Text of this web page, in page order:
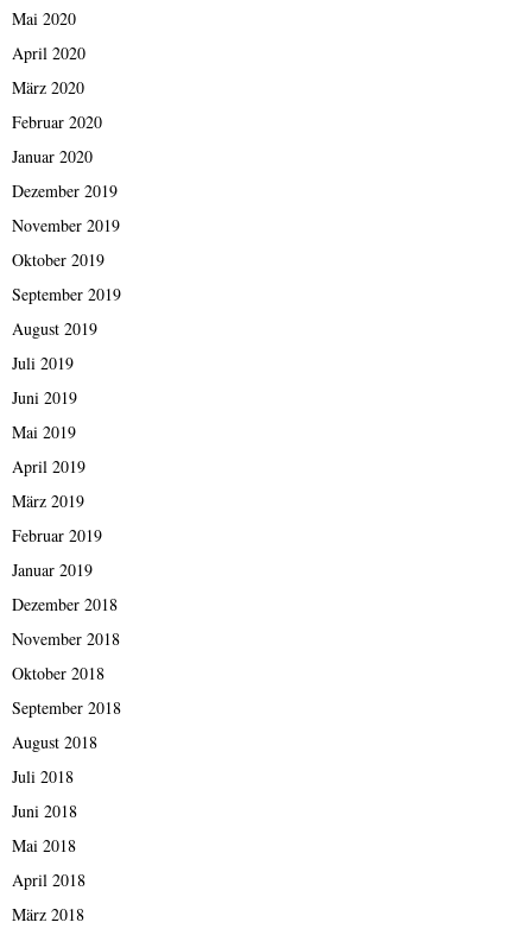
Mai 2020
April 2020
März 2020
Februar 2020
Januar 2020
Dezember 2019
November 2019
Oktober 2019
September 2019
August 2019
Juli 2019
Juni 2019
Mai 2019
April 2019
März 2019
Februar 2019
Januar 2019
Dezember 2018
November 2018
Oktober 2018
September 2018
August 2018
Juli 2018
Juni 2018
Mai 2018
April 2018
März 2018